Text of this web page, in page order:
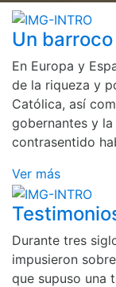
Un
En Europa y
de la riqueza y
Católica, así
gobernantes y
contrasentido
Ver más
Durante tres
impusieron
que supuso una